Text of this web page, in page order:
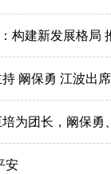
构建新发展格局
阚保勇 江波出席
为团长，阚保勇
安